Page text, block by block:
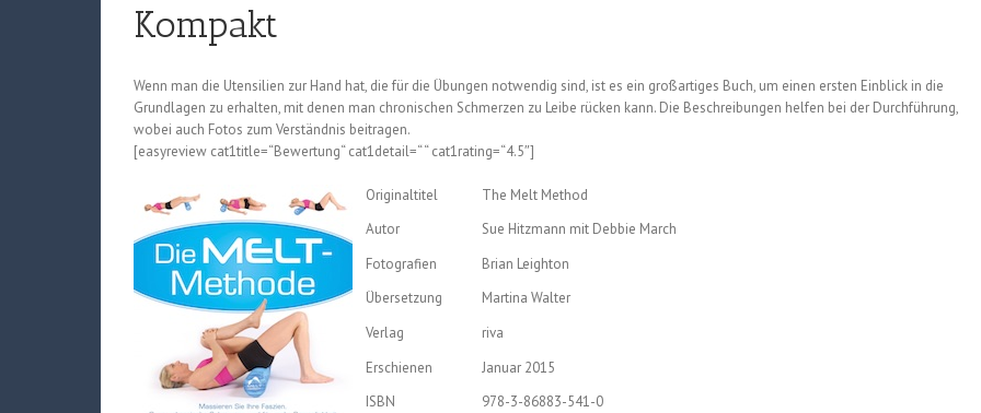
Kompakt
Wenn man die Utensilien zur Hand hat, die für die Übungen notwendig sind, ist es ein großartiges Buch, um einen ersten Einblick in die
Grundlagen zu erhalten, mit denen man chronischen Schmerzen zu Leibe rücken kann. Die Beschreibungen helfen bei der Durchführung,
wobei auch Fotos zum Verständnis beitragen.
[easyreview cat1title=“Bewertung“ cat1detail=“ “ cat1rating=“4.5″]
Originaltitel
The Melt Method
Autor
Sue Hitzmann mit Debbie March
Fotografien
Brian Leighton
Übersetzung
Martina Walter
Verlag
riva
Erschienen
Januar 2015
ISBN
978-3-86883-541-0